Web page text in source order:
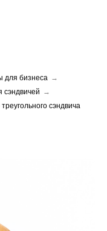
для бизнеса →
сэндвичей →
сэндвича